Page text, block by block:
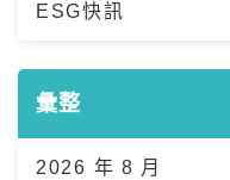
ESG快訊
彙整
2026 年 8 月